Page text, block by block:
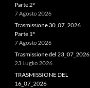
Parte 2°
7 Agosto 2026
Trasmissione 30_07_2026
Parte 1°
7 Agosto 2026
Trasmissione del 23_07_2026
23 Luglio 2026
TRASMISSIONE DEL
16_07_2026